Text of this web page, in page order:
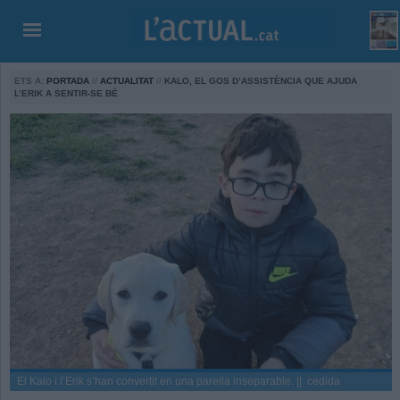
ETS A: PORTADA // ACTUALITAT // KALO, EL GOS D’ASSISTÈNCIA QUE AJUDA
L’ERIK A SENTIR-SE BÉ
El Kalo i l’Erik s’han convertit en una parella inseparable. || cedida